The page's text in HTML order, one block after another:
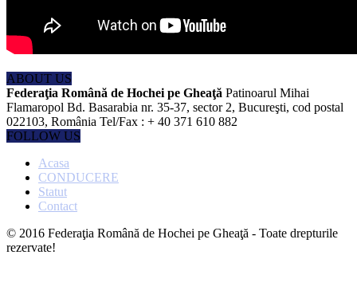
ABOUT US
Federaţia Română de Hochei pe Gheaţă Patinoarul Mihai
Flamaropol Bd. Basarabia nr. 35-37, sector 2, Bucureşti, cod postal
022103, România Tel/Fax : + 40 371 610 882
FOLLOW US
Acasa
CONDUCERE
Statut
Contact
© 2016 Federaţia Română de Hochei pe Gheaţă - Toate drepturile
rezervate!